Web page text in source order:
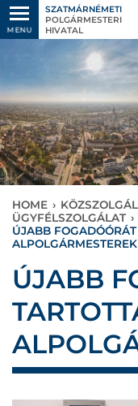
MENU
SZATMÁRNÉMETI
POLGÁRMESTERI
HIVATAL
HOME ›
ÜGYFÉLSZOLGÁLAT ›
ÚJABB
ALPOLGÁRMESTEREK
ÚJABB